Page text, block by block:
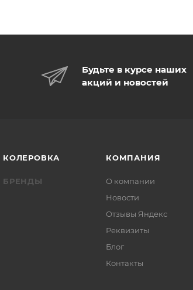
Будьте в курсе наших
акций и новостей
КОЛЕРОВКА
БРЕНДЫ
КОМПАНИЯ
О компании
Новости
Отзывы Яндекс
Реквизиты
Блог
Контакты